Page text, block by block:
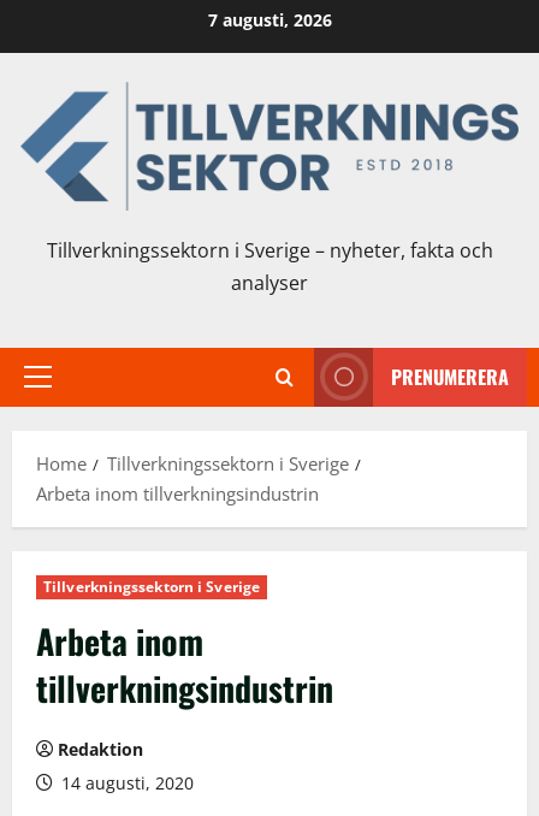
to
7 augusti, 2026
Tillverkningssektorn i Sverige – nyheter, fakta och
analyser
Primary
PRENUMERERA
Home
Tillverkningssektorn i Sverige
Arbeta inom tillverkningsindustrin
Tillverkningssektorn i Sverige
Arbeta inom
tillverkningsindustrin
Redaktion
14 augusti, 2020